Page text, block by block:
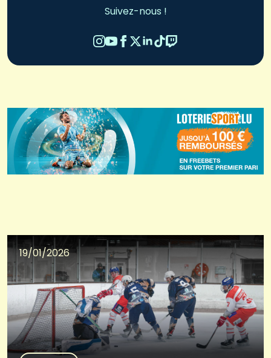
Suivez-nous !
19/01/2026